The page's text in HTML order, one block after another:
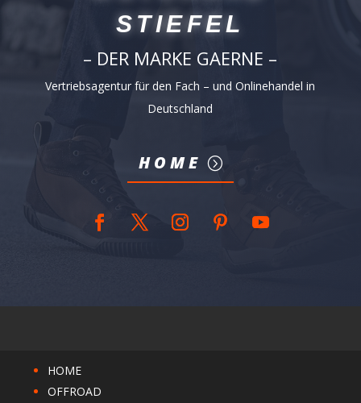
STIEFEL
– DER MARKE GAERNE –
Vertriebsagentur für den Fach – und Onlinehandel in
Deutschland
HOME
HOME
OFFROAD